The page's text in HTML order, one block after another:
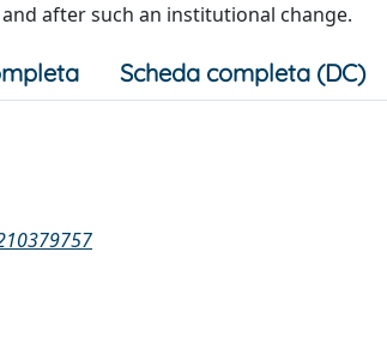
after such an institutional change.
Scheda completa (DC)